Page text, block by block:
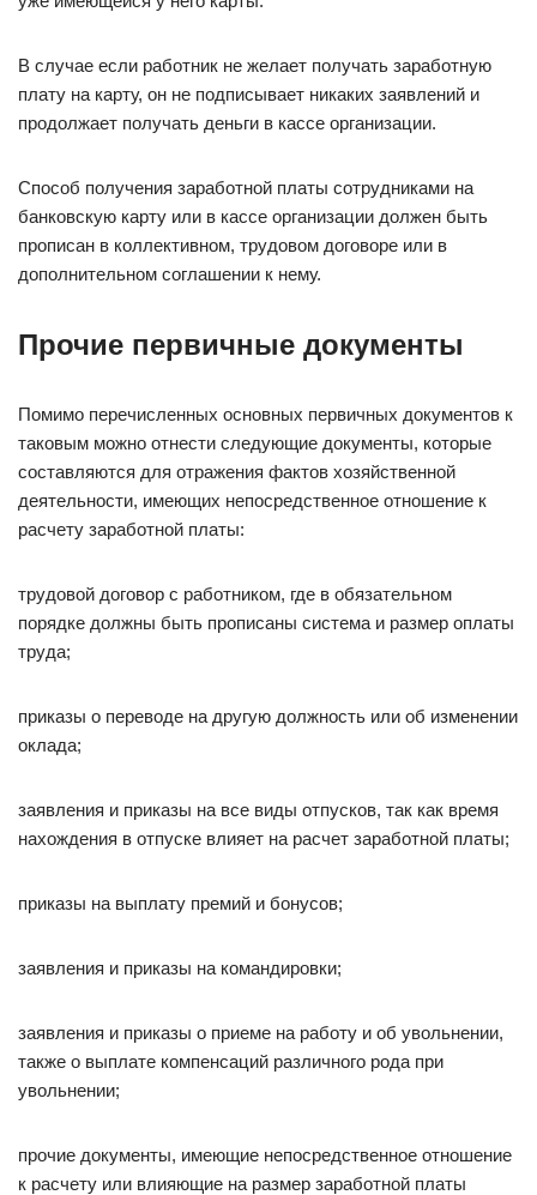
В случае если работник не желает получать заработную
плату на карту, он не подписывает никаких заявлений и
продолжает получать деньги в кассе организации.
Способ получения заработной платы сотрудниками на
банковскую карту или в кассе организации должен быть
прописан в коллективном, трудовом договоре или в
дополнительном соглашении к нему.
Прочие первичные документы
Помимо перечисленных основных первичных документов к
таковым можно отнести следующие документы, которые
составляются для отражения фактов хозяйственной
деятельности, имеющих непосредственное отношение к
расчету заработной платы:
трудовой договор с работником, где в обязательном
порядке должны быть прописаны система и размер оплаты
труда;
приказы о переводе на другую должность или об изменении
оклада;
заявления и приказы на все виды отпусков, так как время
нахождения в отпуске влияет на расчет заработной платы;
приказы на выплату премий и бонусов;
заявления и приказы на командировки;
заявления и приказы о приеме на работу и об увольнении,
также о выплате компенсаций различного рода при
увольнении;
прочие документы, имеющие непосредственное отношение
к расчету или влияющие на размер заработной платы